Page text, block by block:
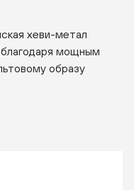
хеви-метал
мощным
образу